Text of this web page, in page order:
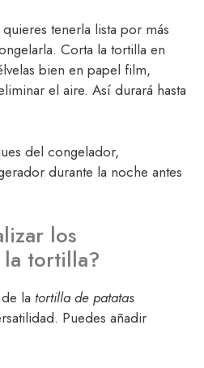
quieres tenerla lista por más
Corta la tortilla en
bien en papel film,
el aire. Así durará hasta
del congelador,
durante la noche antes
los
tortilla?
la tortilla de patatas
Puedes añadir